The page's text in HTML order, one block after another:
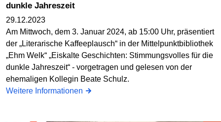
dunkle Jahreszeit
29.12.2023
Am Mittwoch, dem 3. Januar 2024, ab 15:00 Uhr, präsentiert
der „Literarische Kaffeeplausch“ in der Mittelpunktbibliothek
„Ehm Welk“ „Eiskalte Geschichten: Stimmungsvolles für die
dunkle Jahreszeit“ - vorgetragen und gelesen von der
ehemaligen Kollegin Beate Schulz.
Weitere Informationen